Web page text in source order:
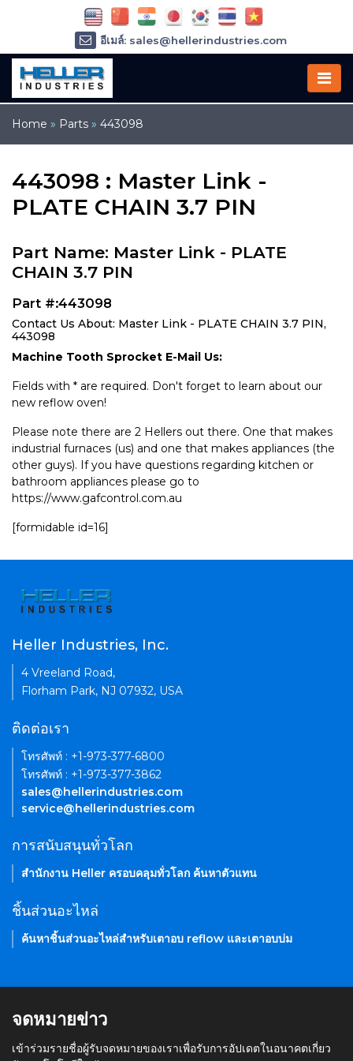
Home » Parts » 443098
443098 : Master Link -
PLATE CHAIN 3.7 PIN
Part Name: Master Link - PLATE
CHAIN 3.7 PIN
Part #:443098
Contact Us About: Master Link - PLATE CHAIN 3.7 PIN,
443098
Machine Tooth Sprocket E-Mail Us:
Fields with * are required. Don't forget to learn about our
new reflow oven!
Please note there are 2 Hellers out there. One that makes
industrial furnaces (us) and one that makes appliances (the
other guys). If you have questions regarding kitchen or
bathroom appliances please go to
https://www.gafcontrol.com.au
[formidable id=16]
อีเมล์: sales@hellerindustries.com
อีเมล์: service@hellerindustries.com
โทรศัพท์ :
Heller Industries, Inc.
4 Vreeland Road,
Florham Park, NJ 07932, USA
ติดต่อเรา
โทรศัพท์ : +1-973-377-6800
โทรศัพท์ : +1-973-377-3862
sales@hellerindustries.com
service@hellerindustries.com
การสนับสนุนทั่วโลก
สำนักงาน Heller ครอบคลุมทั่วโลก ค้นหาตัวแทน
ชิ้นส่วนอะไหล่
ค้นหาชิ้นส่วนอะไหล่สำหรับเตาอบ reflow และเตาอบบ่ม
จดหมายข่าว
เข้าร่วมรายชื่อผู้รับจดหมายของเราเพื่อรับการอัปเดตในอนาคตเกี่ยว